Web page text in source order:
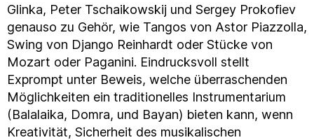
Glinka, Peter Tschaikowskij und Sergey Prokofiev
genauso zu Gehör, wie Tangos von Astor Piazzolla,
Swing von Django Reinhardt oder Stücke von
Mozart oder Paganini. Eindrucksvoll stellt
Exprompt unter Beweis, welche überraschenden
Möglichkeiten ein traditionelles Instrumentarium
(Balalaika, Domra, und Bayan) bieten kann, wenn
Kreativität, Sicherheit des musikalischen